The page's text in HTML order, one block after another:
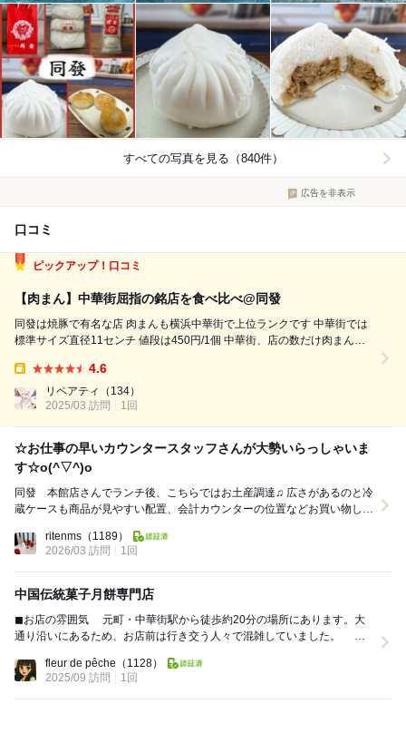
すべての写真を見る（840件）
広告を非表示
口コミ
ピックアップ！口コミ
【肉まん】中華街屈指の銘店を食べ比べ@同發
同發は焼豚で有名な店 肉まんも横浜中華街で上位ランクです 中華街では
標準サイズ直径11センチ 値段は450円/1個 中華街、店の数だけ肉まんが
4.6
リペアティ
（134）
2025/03 訪問
1回
☆お仕事の早いカウンタースタッフさんが大勢いらっしゃいま
す☆o(^▽^)o
同發 本館店さんでランチ後、こちらではお土産調達♫ 広さがあるのと冷
蔵ケースも商品が見やすい配置、会計カウンターの位置などお買い物しや
ritenms （1189）
2026/03 訪問
1回
中国伝統菓子月餅専門店
◼︎お店の雰囲気 元町・中華街駅から徒歩約20分の場所にあります。大
通り沿いにあるため、お店前は行き交う人々で混雑していました。 休
fleur de pêche （1128）
2025/09 訪問
1回